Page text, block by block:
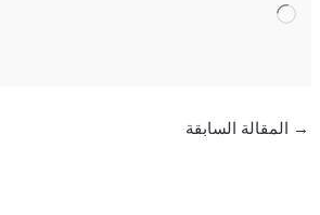
جاري
→ المقالة السابقة